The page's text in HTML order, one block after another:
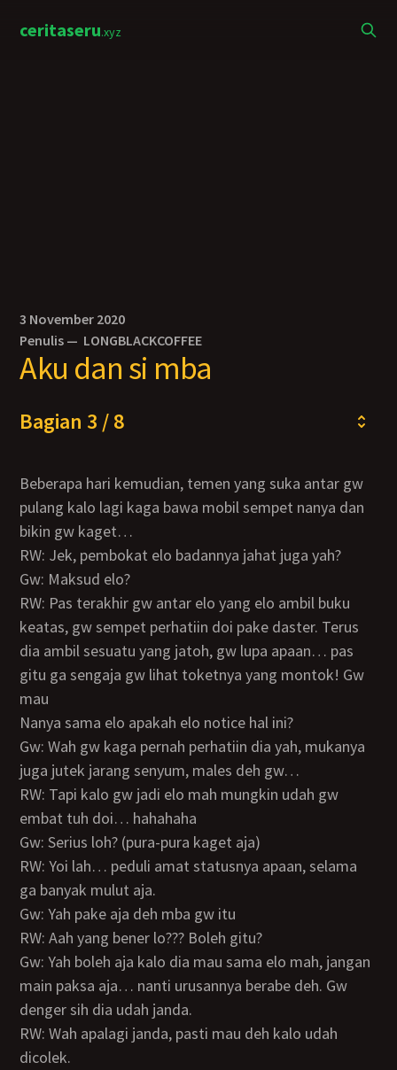
ceritaseru.xyz
3 November 2020
Penulis — LONGBLACKCOFFEE
Aku dan si mba
Bagian 3 / 8
Beberapa hari kemudian, temen yang suka antar gw
pulang kalo lagi kaga bawa mobil sempet nanya dan
bikin gw kaget…
RW: Jek, pembokat elo badannya jahat juga yah?
Gw: Maksud elo?
RW: Pas terakhir gw antar elo yang elo ambil buku
keatas, gw sempet perhatiin doi pake daster. Terus
dia ambil sesuatu yang jatoh, gw lupa apaan… pas
gitu ga sengaja gw lihat toketnya yang montok! Gw
mau
nanya sama elo apakah elo notice hal ini?
Gw: Wah gw kaga pernah perhatiin dia yah, mukanya
juga jutek jarang senyum, males deh gw…
RW: Tapi kalo gw jadi elo mah mungkin udah gw
embat tuh doi… hahahaha
Gw: Serius loh? (pura-pura kaget aja)
RW: Yoi lah… peduli amat statusnya apaan, selama
ga banyak mulut aja.
Gw: Yah pake aja deh mba gw itu
RW: Aah yang bener lo??? Boleh gitu?
Gw: Yah boleh aja kalo dia mau sama elo mah, jangan
main paksa aja… nanti urusannya berabe deh. Gw
denger sih dia udah janda.
RW: Wah apalagi janda, pasti mau deh kalo udah
dicolek.